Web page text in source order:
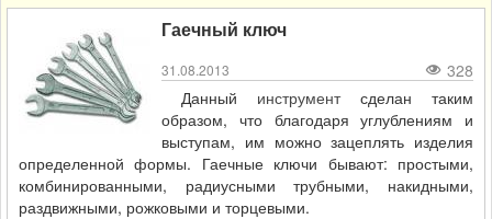
соединения,
такие как,
Гаечный ключ
31.08.2013
328
Данный инструментсделан таким
образом, что благодаря углублениям и
выступам, им можно зацеплять изделия
определенной формы. Гаечные ключи бывают: простыми,
комбинированными, радиусными трубными, накидными,
раздвижными, рожковыми и торцевыми.